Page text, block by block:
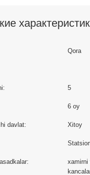
Qora
5
6 oy
davlat: Xitoy
xamirni